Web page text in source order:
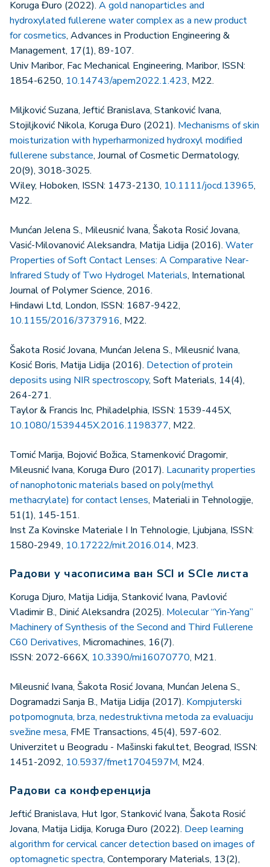
Koruga Đuro (2022). A gold nanoparticles and
hydroxylated fullerene water complex as a new product
for cosmetics, Advances in Production Engineering &
Management, 17(1), 89-107.
Univ Maribor, Fac Mechanical Engineering, Maribor, ISSN:
1854-6250, 10.14743/apem2022.1.423, M22.
Miljković Suzana, Jeftić Branislava, Stanković Ivana,
Stojiljković Nikola, Koruga Đuro (2021). Mechanisms of skin
moisturization with hyperharmonized hydroxyl modified
fullerene substance, Journal of Cosmetic Dermatology,
20(9), 3018-3025.
Wiley, Hoboken, ISSN: 1473-2130, 10.1111/jocd.13965,
M22.
Munćan Jelena S., Mileusnić Ivana, Šakota Rosić Jovana,
Vasić-Milovanović Aleksandra, Matija Lidija (2016). Water
Properties of Soft Contact Lenses: A Comparative Near-
Infrared Study of Two Hydrogel Materials, International
Journal of Polymer Science, 2016.
Hindawi Ltd, London, ISSN: 1687-9422,
10.1155/2016/3737916, M22.
Šakota Rosić Jovana, Munćan Jelena S., Mileusnić Ivana,
Kosić Boris, Matija Lidija (2016). Detection of protein
deposits using NIR spectroscopy, Soft Materials, 14(4),
264-271.
Taylor & Francis Inc, Philadelphia, ISSN: 1539-445X,
10.1080/1539445X.2016.1198377, M22.
Tomić Marija, Bojović Božica, Stamenković Dragomir,
Mileusnić Ivana, Koruga Đuro (2017). Lacunarity properties
of nanophotonic materials based on poly(methyl
methacrylate) for contact lenses, Materiali in Tehnologije,
51(1), 145-151.
Inst Za Kovinske Materiale I In Tehnologie, Ljubjana, ISSN:
1580-2949, 10.17222/mit.2016.014, M23.
Радови у часописима ван SCI и SCIe листа
Koruga Djuro, Matija Lidija, Stanković Ivana, Pavlović
Vladimir B., Dinić Aleksandra (2025). Molecular “Yin-Yang”
Machinery of Synthesis of the Second and Third Fullerene
C60 Derivatives, Micromachines, 16(7).
ISSN: 2072-666X, 10.3390/mi16070770, M21.
Mileusnić Ivana, Šakota Rosić Jovana, Munćan Jelena S.,
Dogramadzi Sanja B., Matija Lidija (2017). Kompjuterski
potpomognuta, brza, nedestruktivna metoda za evaluaciju
svežine mesa, FME Transactions, 45(4), 597-602.
Univerzitet u Beogradu - Mašinski fakultet, Beograd, ISSN:
1451-2092, 10.5937/fmet1704597M, M24.
Радови са конференција
Jeftić Branislava, Hut Igor, Stanković Ivana, Šakota Rosić
Jovana, Matija Lidija, Koruga Đuro (2022). Deep learning
algorithm for cervical cancer detection based on images of
optomagnetic spectra, Contemporary Materials, 13(2),